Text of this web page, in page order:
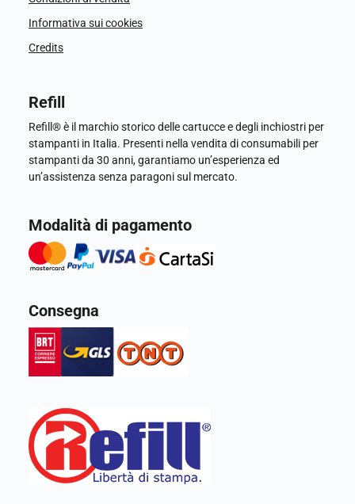
Informativa sui cookies
Credits
Refill
Refill® è il marchio storico delle cartucce e degli inchiostri per
stampanti in Italia. Presenti nella vendita di consumabili per
stampanti da 30 anni, garantiamo un’esperienza ed
un’assistenza senza paragoni sul mercato.
Modalità di pagamento
Consegna